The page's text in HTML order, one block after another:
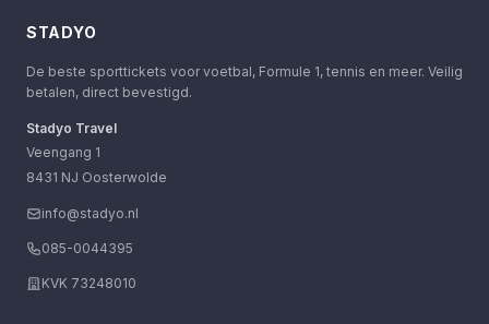
STADYO
De beste sporttickets voor voetbal, Formule 1, tennis en meer. Veilig
betalen, direct bevestigd.
Stadyo Travel
Veengang 1
8431 NJ Oosterwolde
info@stadyo.nl
085-0044395
KVK 73248010